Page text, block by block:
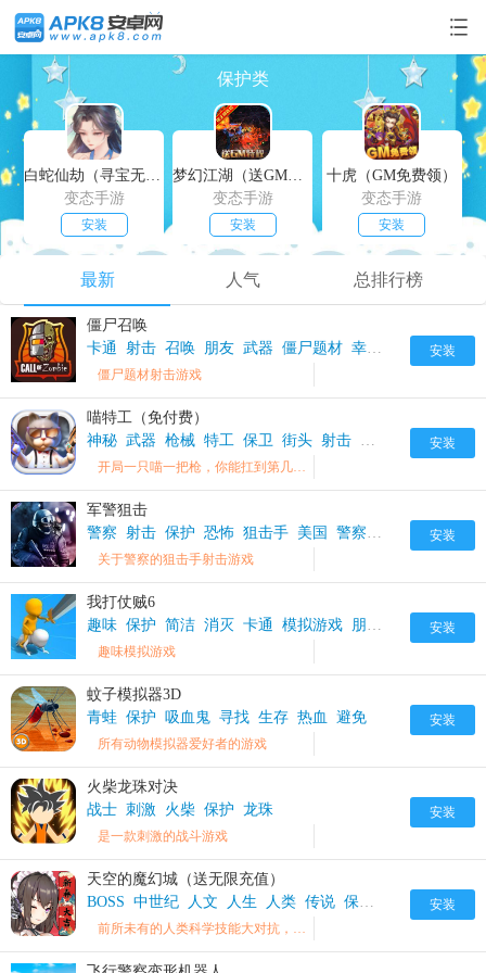
保护类
白蛇仙劫（寻宝无限真充）
变态手游
安装
梦幻江湖（送GM特权）
变态手游
安装
十虎（GM免费领）
变态手游
安装
最新 人气 总排行榜
安装
僵尸召唤
卡通
射击 召唤 朋友 武器 僵尸题材 幸存者 保护
僵尸题材射击游戏
安装
喵特工（免付费）
神秘 武器 枪械 特工 保卫 街头 射击 保护 喵特工免费
开局一只喵一把枪，你能扛到第几关？
安装
军警狙击
警察 射击 保护 恐怖 狙击手 美国 警察局
关于警察的狙击手射击游戏
安装
我打仗贼6
趣味 保护 简洁 消灭 卡通 模拟游戏 朋友
趣味模拟游戏
安装
蚊子模拟器3D
青蛙 保护 吸血鬼 寻找 生存 热血 避免
所有动物模拟器爱好者的游戏
安装
火柴龙珠对决
战士 刺激 火柴 保护 龙珠
是一款刺激的战斗游戏
安装
天空的魔幻城（送无限充值）
BOSS 中世纪 人文 人生 人类 传说 保护 光 公主
前所未有的人类科学技能大对抗，就此拉开序幕